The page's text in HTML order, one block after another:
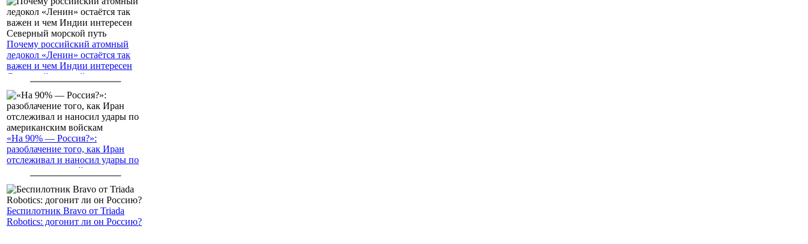
Почему российский атомный
ледокол «Ленин» остаётся так
важен и чем Индии интересен
Северный морской путь
«На 90% — Россия?»:
разоблачение того, как Иран
отслеживал и наносил удары по
американским войскам
Беспилотник Bravo от Triada
Robotics: догонит ли он Россию?